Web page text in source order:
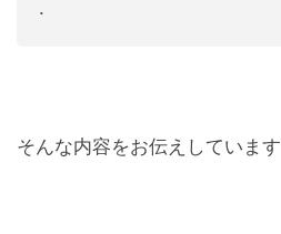
.
そんな内容をお伝えしています